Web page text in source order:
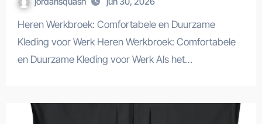
Heren Werkbroek: Comfortabele en Duurzame
Kleding voor Werk Heren Werkbroek: Comfortabele
en Duurzame Kleding voor Werk Als het…